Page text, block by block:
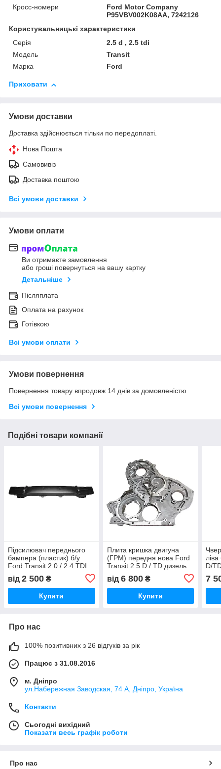
Кросс-номери
Ford Motor Company
P95VBV002K08AA, 7242126
Користувальницькі характеристики
Серія
2.5 d , 2.5 tdi
Модель
Transit
Марка
Ford
Приховати
Умови доставки
Доставка здійснюється тільки по передоплаті.
Нова Пошта
Самовивіз
Доставка поштою
Всі умови доставки
Умови оплати
Ви отримаєте замовлення
або гроші повернуться на вашу картку
Детальніше
Післяплата
Оплата на рахунок
Готівкою
Всі умови оплати
Умови повернення
Повернення товару впродовж 14 днів за домовленістю
Всі умови повернення
Подібні товари компанії
Підсилювач переднього
бампера (пластик) б/у
Ford Transit 2.0 / 2.4 TDI
2000-2006,
1C1XV17750CC
від 2 500 ₴
Купити
Плита кришка двигуна
(ГРМ) передня нова Ford
Transit 2.5 D / TD дизель
Форд Транзит 1992-2000,
934F6K011AB
від 6 800₴
Купити
D/
7
Про нас
100% позитивних з 26 відгуків за рік
Працює з 31.08.2016
м. Дніпро
ул.Набережная Заводская, 74 А, Дніпро, Україна
Контакти
Сьогодні вихідний
Показати весь графік роботи
Про нас